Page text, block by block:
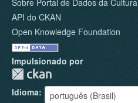
Sobre Portal de Dados da Cultura
API do CKAN
Open Knowledge Foundation
Impulsionado por
Idioma